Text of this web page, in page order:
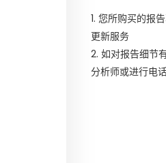
1. 您所购买的报
更新服务
2. 如对报告细节
分析师或进行电